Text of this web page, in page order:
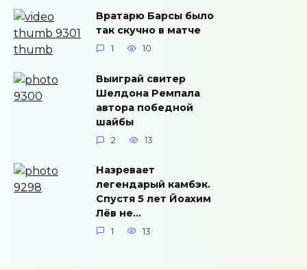
Вратарю Барсы было
так скучно в матче
1 10
Выиграй свитер
Шелдона Ремпала
автора победной
шайбы
2 13
Назревает
легендарый камбэк.
Спустя 5 лет Йоахим
Лёв не…
1 13